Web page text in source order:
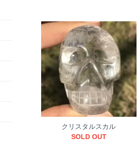
クリスタルスカル
SOLD OUT